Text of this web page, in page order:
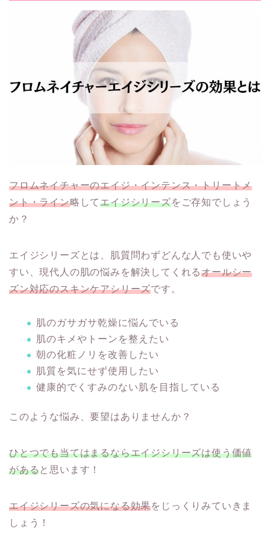
フロムネイチャーのエイジ・インテンス・トリートメ
ント・ライン略してエイジシリーズをご存知でしょう
か？
エイジシリーズとは、肌質問わずどんな人でも使いや
すい、現代人の肌の悩みを解決してくれるオールシー
ズン対応のスキンケアシリーズです。
肌のガサガサ乾燥に悩んでいる
肌のキメやトーンを整えたい
朝の化粧ノリを改善したい
肌質を気にせず使用したい
健康的でくすみのない肌を目指している
このような悩み、要望はありませんか？
ひとつでも当てはまるならエイジシリーズは使う価値
があると思います！
エイジシリーズの気になる効果をじっくりみていきま
しょう！